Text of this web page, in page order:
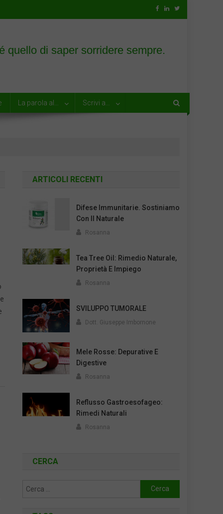
La parola al… Scrivi a…
ARTICOLI RECENTI
Difese Immunitarie. Sostiniamo
Con Il Naturale
Rosanna
Tea Tree Oil: Rimedio Naturale,
Proprietà E Impiego
Rosanna
SVILUPPO TUMORALE
Dott. Giuseppe Imbornone
Mele Rosse: Depurative E
Digestive
Rosanna
Reflusso Gastroesofageo:
Rimedi Naturali
Rosanna
CERCA
Ricerca
per: